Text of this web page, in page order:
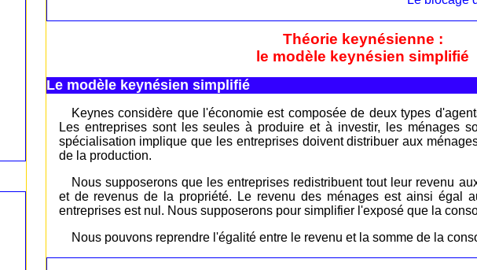
Théorie keynésienne :
le modèle keynésien simplifié
Le modèle keynésien simplifié
Keynes considère que l'économie est composée de deux types
Les entreprises sont les seules à produire et à investir, les ménages
spécialisation implique que les entreprises doivent distribuer aux
de la production.
Nous supposerons que les entreprises redistribuent tout leur revenu
et de revenus de la propriété. Le revenu des ménages est ainsi égal
entreprises est nul. Nous supposerons pour simplifier l'exposé que la
Nous pouvons reprendre l'égalité entre le revenu et la somme de la